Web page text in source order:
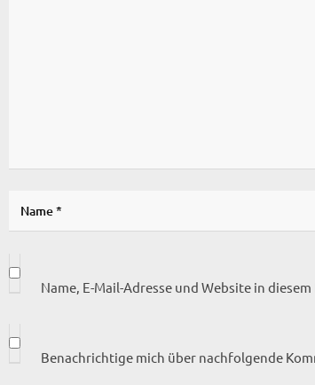
Name, E-Mail-Adresse und Website in
Benachrichtige mich über nachfolgende